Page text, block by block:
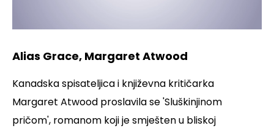
7.55%
Alias Grace, Margaret Atwood
Kanadska spisateljica i književna kritičarka
Margaret Atwood proslavila se 'Sluškinjinom
pričom', romanom koji je smješten u bliskoj